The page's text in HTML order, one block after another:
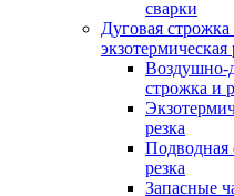
сварки
Дуговая строжка
экзотермическая
Воздушно-
строжка и
резка
Подводная
резка
Запасные